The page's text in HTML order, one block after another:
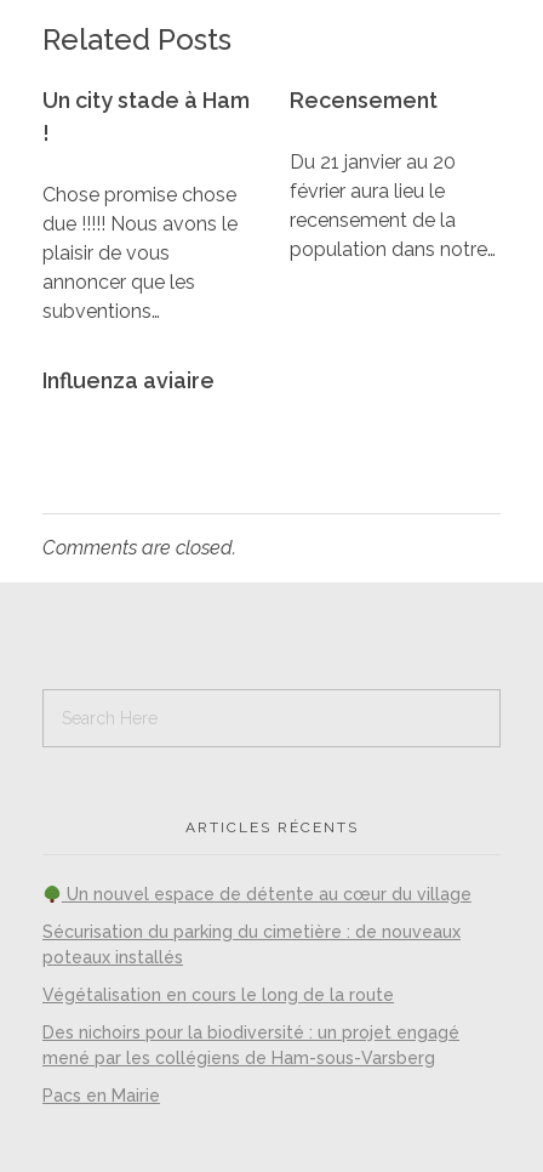
Related Posts
Un city stade à Ham
!
Chose promise chose
due !!!!! Nous avons le
plaisir de vous
annoncer que les
subventions…
Recensement
Du 21 janvier au 20
février aura lieu le
recensement de la
population dans notre…
Influenza aviaire
Comments are closed.
ARTICLES RÉCENTS
Un nouvel espace de détente au cœur du village
Sécurisation du parking du cimetière : de nouveaux
poteaux installés
Végétalisation en cours le long de la route
Des nichoirs pour la biodiversité : un projet engagé
mené par les collégiens de Ham-sous-Varsberg
Pacs en Mairie